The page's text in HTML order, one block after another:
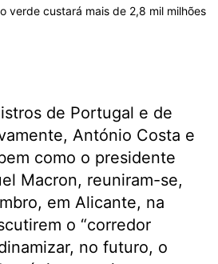
de Portugal e de
António Costa e
como o presidente
Macron, reuniram-se,
em Alicante, na
o “corredor
no futuro, o